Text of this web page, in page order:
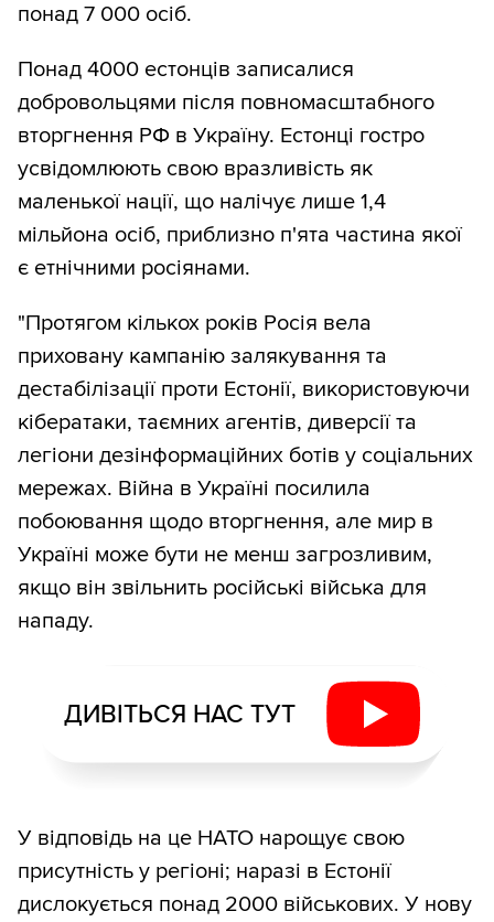
понад 7 000 осіб.
Понад 4000 естонців записалися
добровольцями після повномасштабного
вторгнення РФ в Україну. Естонці гостро
усвідомлюють свою вразливість як
маленької нації, що налічує лише 1,4
мільйона осіб, приблизно п'ята частина якої
є етнічними росіянами.
"Протягом кількох років Росія вела
приховану кампанію залякування та
дестабілізації проти Естонії, використовуючи
кібератаки, таємних агентів, диверсії та
легіони дезінформаційних ботів у соціальних
мережах. Війна в Україні посилила
побоювання щодо вторгнення, але мир в
Україні може бути не менш загрозливим,
якщо він звільнить російські війська для
нападу.
ДИВІТЬСЯ НАС ТУТ
У відповідь на це НАТО нарощує свою
присутність у регіоні; наразі в Естонії
дислокується понад 2000 військових. У нову